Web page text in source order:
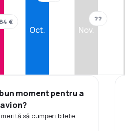
€
Oct. Nov.
??
moment pentru a
să cumperi bilete